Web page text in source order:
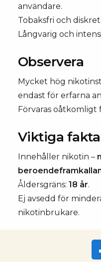
användare.
Tobaksfri och
Långvarig och
Observera
Mycket hög
endast för erfarna
Förvaras oåtkomligt
Viktiga fakta
Innehåller nikotin –
Åldersgräns: 18 år.
Ej avsedd för
nikotinbrukare.